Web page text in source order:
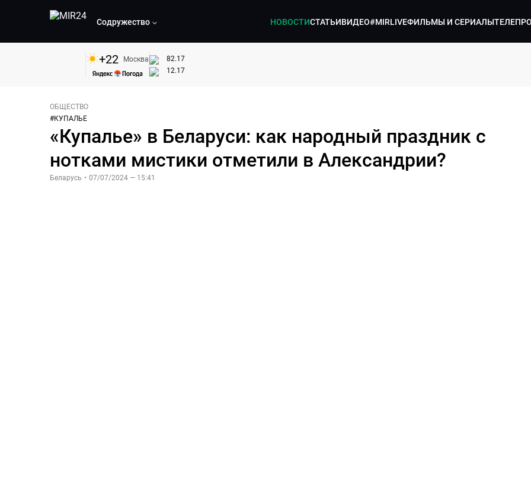
Содружество НОВОСТИСТАТЬИВИДЕО#MIRLIVEФИЛЬМЫ И СЕРИАЛЫ
+22 Москва
82.17
12.17
ОБЩЕСТВО
#КУПАЛЬЕ
«Купалье» в Беларуси: как народный праздник с
нотками мистики отметили в Александрии?
Беларусь • 07/07/2024 — 15:41